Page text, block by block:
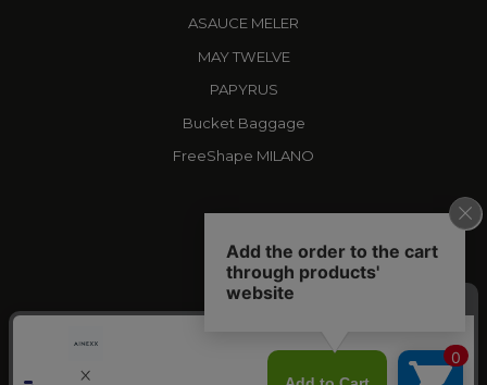
ASAUCE MELER
MAY TWELVE
PAPYRUS
Bucket Baggage
FreeShape MILANO
AINEXX